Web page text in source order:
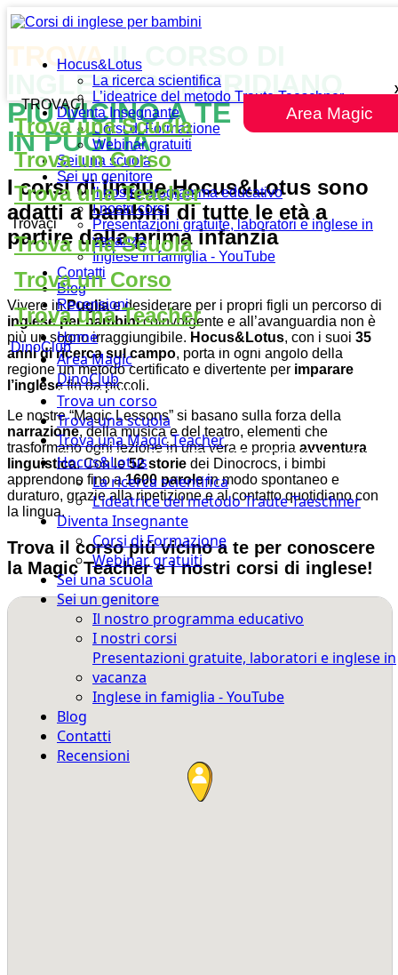
Hocus&Lotus
La ricerca scientifica
L’ideatrice del metodo Traute Taeschner
Diventa Insegnante
Corsi di Formazione
Webinar gratuiti
Sei una scuola
Sei un genitore
Il nostro programma educativo
I nostri corsi
Presentazioni gratuite, laboratori e inglese in
vacanza
Inglese in famiglia - YouTube
Contatti
Blog
Recensioni
Home
Area Magic
DinoClub
Trova un corso
Trova una scuola
Trova una Magic Teacher
Hocus&Lotus
La ricerca scientifica
L’ideatrice del metodo Traute Taeschner
Diventa Insegnante
Corsi di Formazione
Webinar gratuiti
Sei una scuola
Sei un genitore
Il nostro programma educativo
I nostri corsi
Presentazioni gratuite, laboratori e inglese in
vacanza
Inglese in famiglia - YouTube
Blog
Contatti
Recensioni
Area Magic
TROVACI
Trova una Scuola
Trova un Corso
Trova una Teacher
Trovaci
Trova una Scuola
Trova un Corso
Trova una Teacher
DinoClub
TROVAIL CORSO DI
INGLESE POMERIDIANO
PIÙ VICINO A TE
IN PUGLIA
I corsi di lingue Hocus&Lotus sono
adatti a bambini di tutte le età a
partire dalla prima infanzia
Vivere inPugliae desiderare per i propri figli un percorso di
inglese per bambinicoinvolgente e all’avanguardia non è
più un sogno irraggiungibile. Hocus&Lotus, con i suoi 35
anni di ricerca sul campo, porta in ogni angolo della
regione un metodo certificato e divertente per imparare
l’inglesefin da piccoli.
Le nostre “Magic Lessons” si basano sulla forza della
narrazione, della musica e del teatro, elementi che
trasformano ogni lezione in una vera e propria avventura
linguistica. Con le52 storie dei Dinocrocs, i bimbi
apprendono fino a1600 parolein modo spontaneo e
duraturo, grazie alla ripetizione e al contatto quotidiano con
la lingua.
Trova il corso più vicino a te per conoscere
la Magic Teacher e i nostri corsi di inglese!